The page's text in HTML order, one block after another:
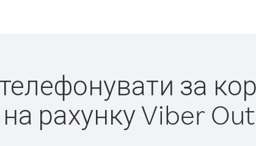
за
рахунку Viber